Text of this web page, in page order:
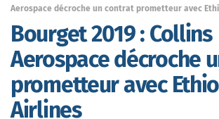
Aerospace décroche un contrat prometteur avec
Bourget 2019 : Collins
Aerospace décroche
prometteur avec
Airlines